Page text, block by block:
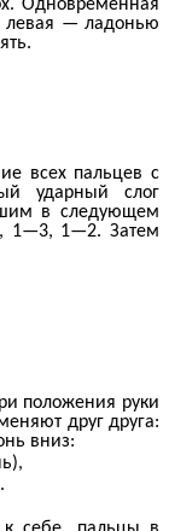
Одновременная
левая — ладонью
всех пальцев с
ударный слог
в следующем
1—3, 1—2. Затем
положения руки
друг друга:
вниз: